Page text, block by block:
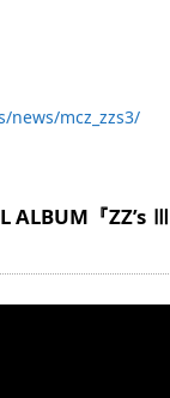
mcz_zzs3/
ALBUM『ZZ’s